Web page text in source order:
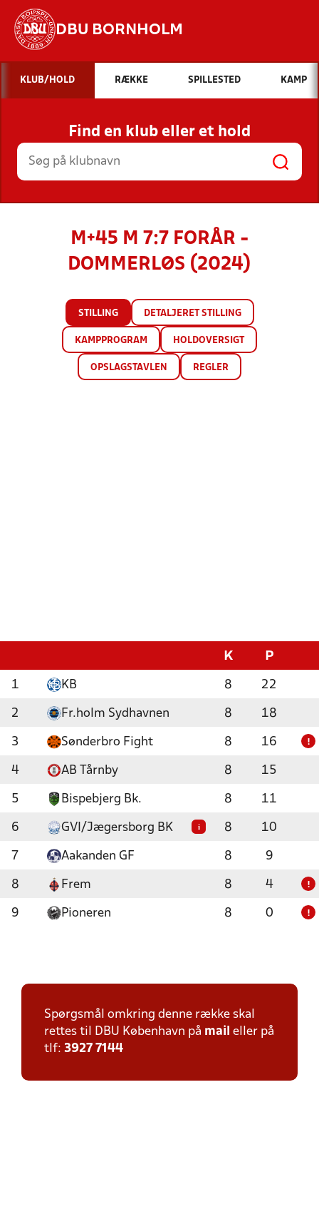
DBU BORNHOLM
Hvad vil du søge efter?
INDHOLD OG NYHEDER
STILLINGER, RESULTATER, KLUBBER OG
HOLD
KLUB/HOLD RÆKKE SPILLESTED KAMP
Find en klub eller et hold
M+45 M 7:7 FORÅR -
DOMMERLØS (2024)
STILLING DETALJERET STILLING
KAMPPROGRAM HOLDOVERSIGT
OPSLAGSTAVLEN REGLER
K P
1 KB 8 22
2 Fr.holm Sydhavnen 8 18
3 Sønderbro Fight 8 16 !
4 AB Tårnby 8 15
5 Bispebjerg Bk. 8 11
6 GVI/Jægersborg BK i 8 10
7 Aakanden GF 8 9
8 Frem 8 4 !
9 Pioneren 8 0 !
Spørgsmål omkring denne række skal
rettes til DBU København på mail eller på
tlf: 3927 7144